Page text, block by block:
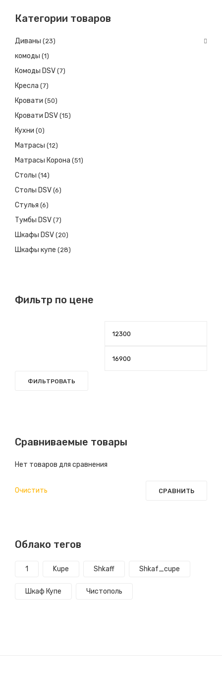
Категории товаров
Диваны (23)
комоды (1)
Комоды DSV (7)
Кресла (7)
Кровати (50)
Кровати DSV (15)
Кухни (0)
Матрасы (12)
Матрасы Корона (51)
Столы (14)
Столы DSV (6)
Стулья (6)
Тумбы DSV (7)
Шкафы DSV (20)
Шкафы купе (28)
Фильтр по цене
ФИЛЬТРОВАТЬ
Сравниваемые товары
Нет товаров для сравнения
Очистить СРАВНИТЬ
Облако тегов
1 Kupe Shkaff Shkaf_cupe
Шкаф Купе Чистополь